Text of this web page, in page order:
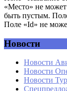
Имя *
Email*
«Место» не
быть пустым.
Поле «Id» не
Новости
Новости
Новости
Новости